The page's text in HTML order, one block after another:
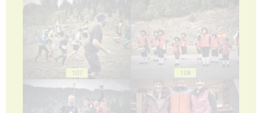
107 108